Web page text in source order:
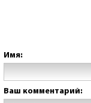
Имя:
Ваш комментарий: